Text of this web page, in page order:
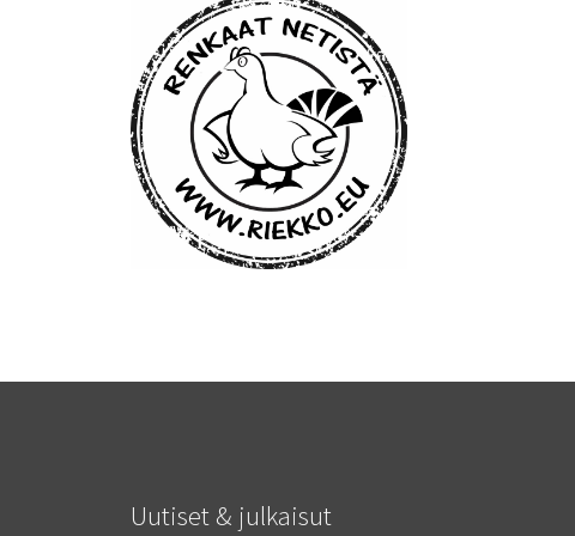
Uutiset & julkaisut